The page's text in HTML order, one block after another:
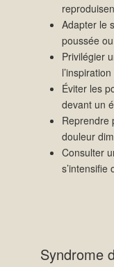
Adapter le
poussée
Privilégier
Éviter les
devant un
Reprendre
douleur
Consulter
s’intensifie
Syndrome